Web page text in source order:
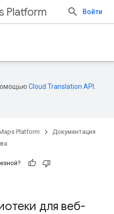
Platform Войти
Cloud Translation API
Platform
Документация
для веб-